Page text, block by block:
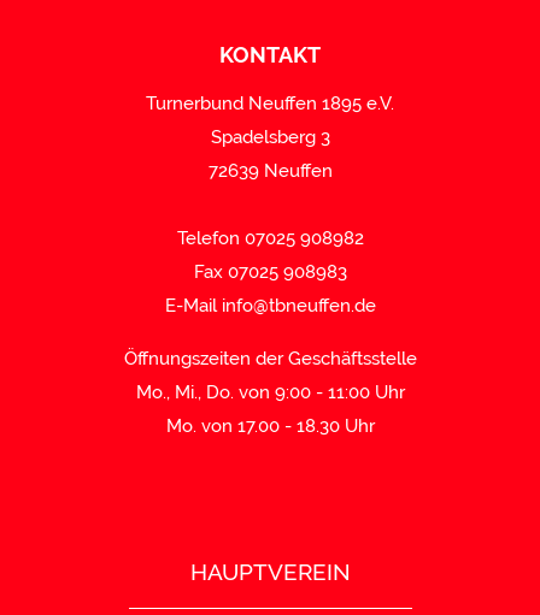
KONTAKT
Turnerbund Neuffen 1895 e.V.
Spadelsberg 3
72639 Neuffen
Telefon 07025 908982
Fax 07025 908983
E-Mail info@tbneuffen.de
Öffnungszeiten der Geschäftsstelle
Mo., Mi., Do. von 9:00 - 11:00 Uhr
Mo. von 17.00 - 18.30 Uhr
HAUPTVEREIN